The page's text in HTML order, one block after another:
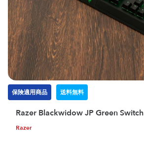
保険適用商品 送料無料
Razer Blackwidow JP Green Switch
Razer